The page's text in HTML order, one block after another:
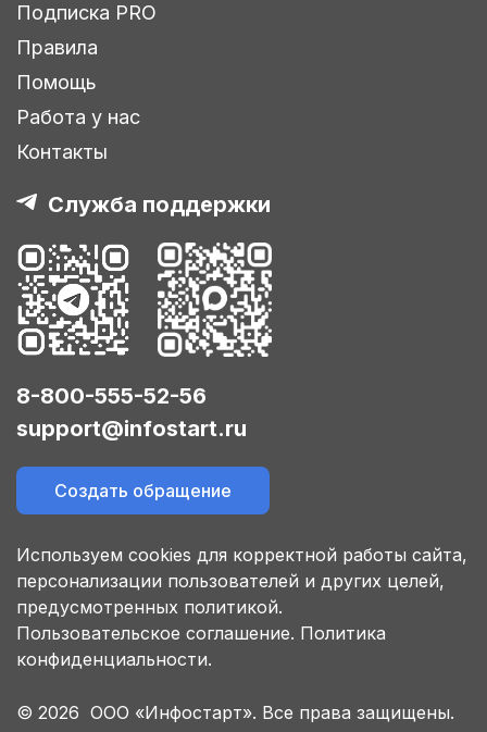
Подписка PRO
Правила
Помощь
Работа у нас
Контакты
Служба поддержки
8-800-555-52-56
support@infostart.ru
Создать обращение
Используем cookies для корректной работы сайта,
персонализации пользователей и других целей,
предусмотренных политикой.
Пользовательское соглашение. Политика
конфиденциальности.
© 2026 ООО «Инфостарт». Все права защищены.